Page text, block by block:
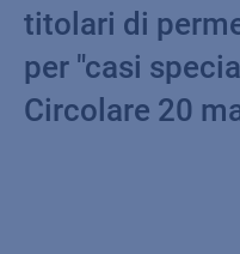
titolari di
per "casi
Circolare 20